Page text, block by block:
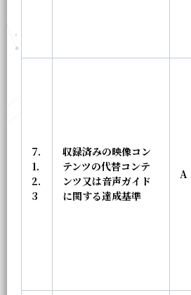
7.
1.
2.
3
収録済みの映像コン
テンツの代替コンテ
ンツ又は音声ガイド
に関する達成基準
A